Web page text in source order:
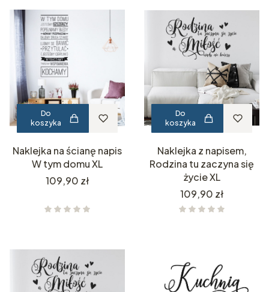
Do
koszyka
Naklejka na ścianę napis
W tym domu XL
Cena
109,90 zł
Do
koszyka
Naklejka z napisem,
Rodzina tu zaczyna się
życie XL
Cena
109,90 zł